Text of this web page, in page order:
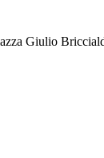
Giulio